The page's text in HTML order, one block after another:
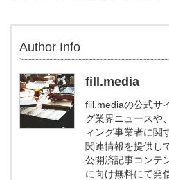
Author Info
fill.media
fill.mediaの公式サ
グ業界ニュースや
ィング事業者に関
関連情報を提供し
公開済記事コンテ
に向け無料にて発